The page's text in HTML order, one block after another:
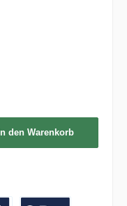
In den Warenkorb